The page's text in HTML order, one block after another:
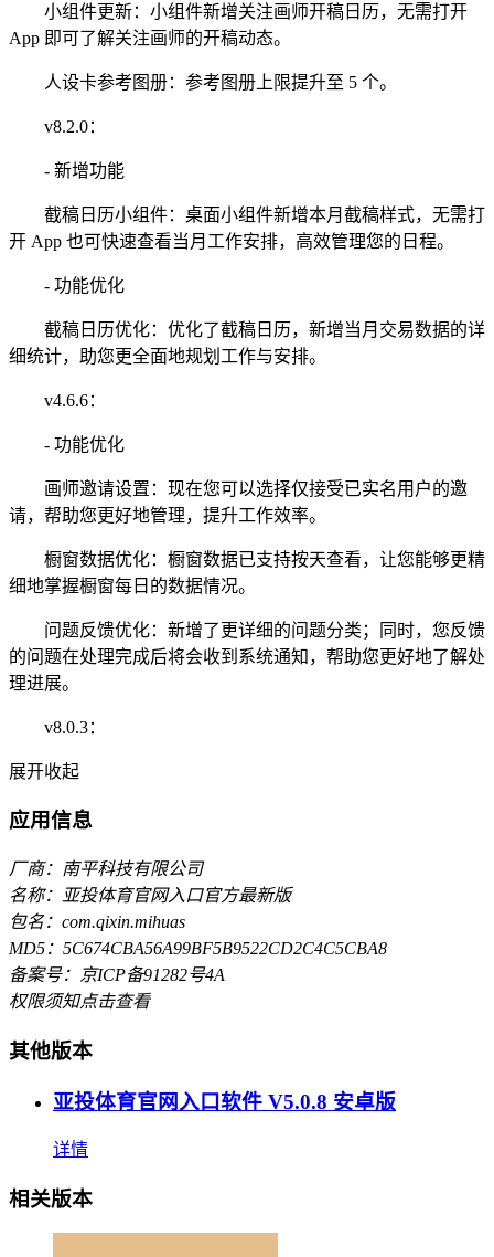
小组件更新：小组件新增关注画师开稿日历，无需打开
App 即可了解关注画师的开稿动态。
人设卡参考图册：参考图册上限提升至 5 个。
v8.2.0：
- 新增功能
截稿日历小组件：桌面小组件新增本月截稿样式，无需打
开 App 也可快速查看当月工作安排，高效管理您的日程。
- 功能优化
截稿日历优化：优化了截稿日历，新增当月交易数据的详
细统计，助您更全面地规划工作与安排。
v4.6.6：
- 功能优化
画师邀请设置：现在您可以选择仅接受已实名用户的邀
请，帮助您更好地管理，提升工作效率。
橱窗数据优化：橱窗数据已支持按天查看，让您能够更精
细地掌握橱窗每日的数据情况。
问题反馈优化：新增了更详细的问题分类；同时，您反馈
的问题在处理完成后将会收到系统通知，帮助您更好地了解处
理进展。
v8.0.3：
展开收起
应用信息
厂商：南平科技有限公司
名称：亚投体育官网入口官方最新版
包名：com.qixin.mihuas
MD5：5C674CBA56A99BF5B9522CD2C4C5CBA8
备案号：京ICP备91282号4A
权限须知点击查看
其他版本
亚投体育官网入口软件 V5.0.8 安卓版
详情
相关版本